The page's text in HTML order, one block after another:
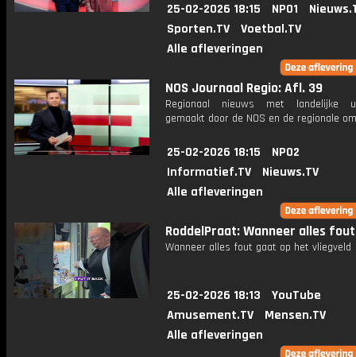
25-02-2026 18:15 NPO1
Sporten.TV
Voetbal.TV
Alle afleveringen
NOS Journaal Regio: Afl. 39
Regionaal nieuws met landelijke
gemaakt door de NOS en de regionale
25-02-2026 18:15
NPO2
Informatief.TV
Nieuws.TV
Alle afleveringen
RoddelPraat: Wanneer alles
Wanneer alles fout gaat op het vliegveld
25-02-2026 18:13
YouTube
Amusement.TV
Mensen.TV
Alle afleveringen